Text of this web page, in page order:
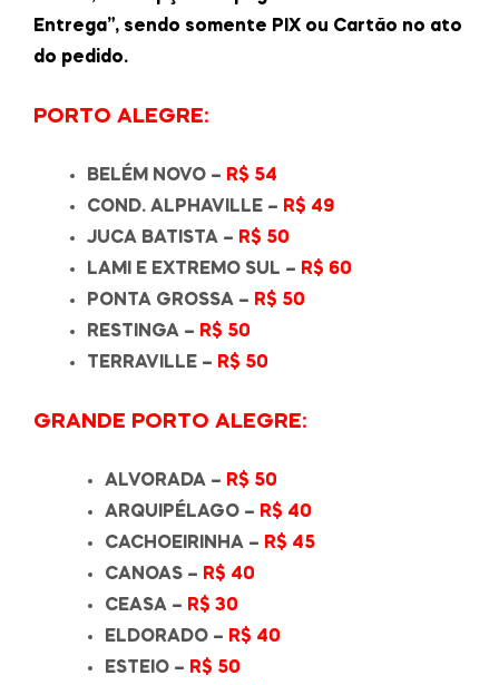
Entrega”, sendo somente PIX ou Cartão no ato
do pedido.
PORTO ALEGRE:
BELÉM NOVO – R$ 54
COND. ALPHAVILLE – R$ 49
JUCA BATISTA – R$ 50
LAMI E EXTREMO SUL – R$ 60
PONTA GROSSA – R$ 50
RESTINGA – R$ 50
TERRAVILLE – R$ 50
GRANDE PORTO ALEGRE:
ALVORADA – R$ 50
ARQUIPÉLAGO – R$ 40
CACHOEIRINHA – R$ 45
CANOAS – R$ 40
CEASA – R$ 30
ELDORADO – R$ 40
ESTEIO – R$ 50